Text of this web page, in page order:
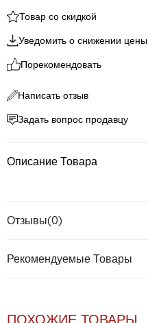
Товар со скидкой
Уведомить о снижении цены
Порекомендовать
Написать отзыв
Задать вопрос продавцу
Описание Товара
Отзывы(0)
Рекомендуемые Товары
ПОХОЖИЕ ТОВАРЫ